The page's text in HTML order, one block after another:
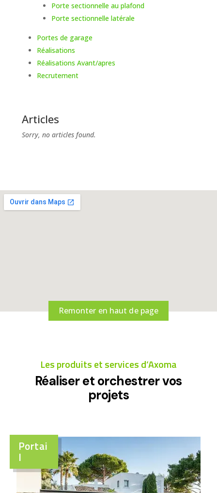
Porte sectionnelle au plafond
Porte sectionnelle latérale
Portes de garage
Réalisations
Réalisations Avant/apres
Recrutement
Articles
Sorry, no articles found.
Remonter en haut de page
Les produits et services d’Axoma
Réaliser et orchestrer vos
projets
Portai
l